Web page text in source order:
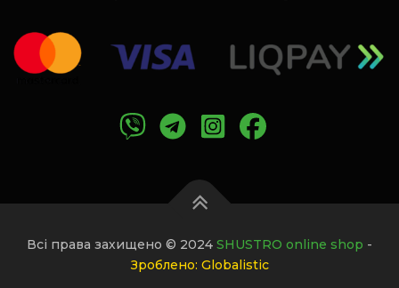
Всі права захищено © 2024 SHUSTRO online shop -
Зроблено: Globalistic